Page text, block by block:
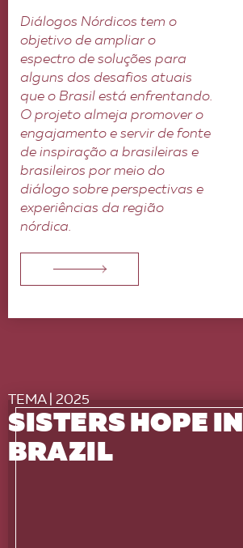
Diálogos Nórdicos tem o
objetivo de ampliar o
espectro de soluções para
alguns dos desafios atuais
que o Brasil está enfrentando.
O projeto almeja promover o
engajamento e servir de fonte
de inspiração a brasileiras e
brasileiros por meio do
diálogo sobre perspectivas e
experiências da região
nórdica.
TEMA | 2025
SISTERS HOPE IN
BRAZIL